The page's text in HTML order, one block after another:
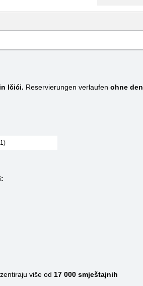
Ičići. Reservierungen verlaufen ohne den
više od 17 000 smještajnih